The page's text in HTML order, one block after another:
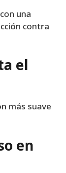
una
contra
el
más suave
en